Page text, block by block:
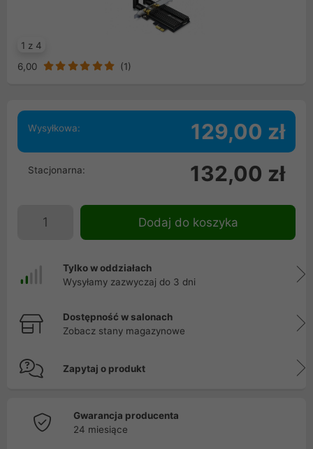
1 z 4
6,00 (1)
Wysyłkowa: 129,00 zł
Stacjonarna: 132,00 zł
Dodaj do koszyka
Tylko w oddziałach
Wysyłamy zazwyczaj do 3 dni
Dostępność w salonach
Zobacz stany magazynowe
Zapytaj o produkt
Gwarancja producenta
24 miesiące